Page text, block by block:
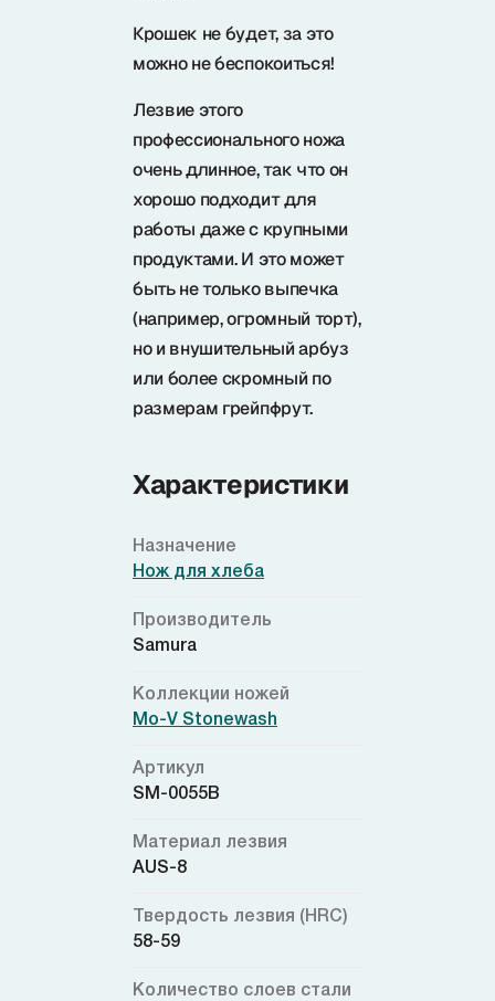
Крошек не будет, за это
можно не беспокоиться!
Лезвие этого
профессионального ножа
очень длинное, так что он
хорошо подходит для
работы даже с крупными
продуктами. И это может
быть не только выпечка
(например, огромный торт),
но и внушительный арбуз
или более скромный по
размерам грейпфрут.
Характеристики
Назначение
Нож для хлеба
Производитель
Samura
Коллекции ножей
Mo-V Stonewash
Артикул
SM-0055B
Материал лезвия
AUS-8
Твердость лезвия (HRC)
58-59
Количество слоев стали